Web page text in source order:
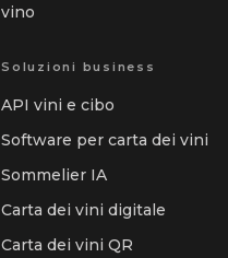
vino
Soluzioni business
API vini e cibo
Software per carta dei vini
Sommelier IA
Carta dei vini digitale
Carta dei vini QR